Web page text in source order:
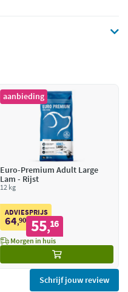
aanbieding
Euro-Premium Adult Large
Lam - Rijst
12 kg
ADVIESPRIJS
64,90 55,16
Morgen in huis
Schrijf jouw review